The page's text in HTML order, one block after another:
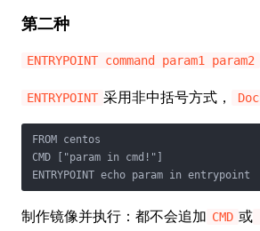
第二种
ENTRYPOINT command param1 param2
ENTRYPOINT 采用非中括号方式，
FROM centos
CMD ["param in cmd!"]
ENTRYPOINT echo param in entrypoint
制作镜像并执行：都不会追加 CMD 或